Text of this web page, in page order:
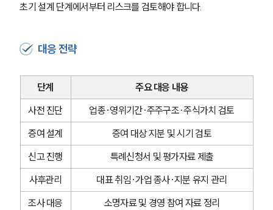
초기 설계 단계에서부터 리스크를 검토해야 합니다.
대응 전략
단계
주요 대응 내용
사전 진단
업종·영위기간·주주구조·주식가치 검토
증여 설계
증여 대상 지분 및 시기 검토
신고 진행
특례신청서 및 평가자료 제출
사후관리
대표 취임·가업 종사·지분 유지 관리
조사 대응
소명자료 및 경영 참여 자료 정리